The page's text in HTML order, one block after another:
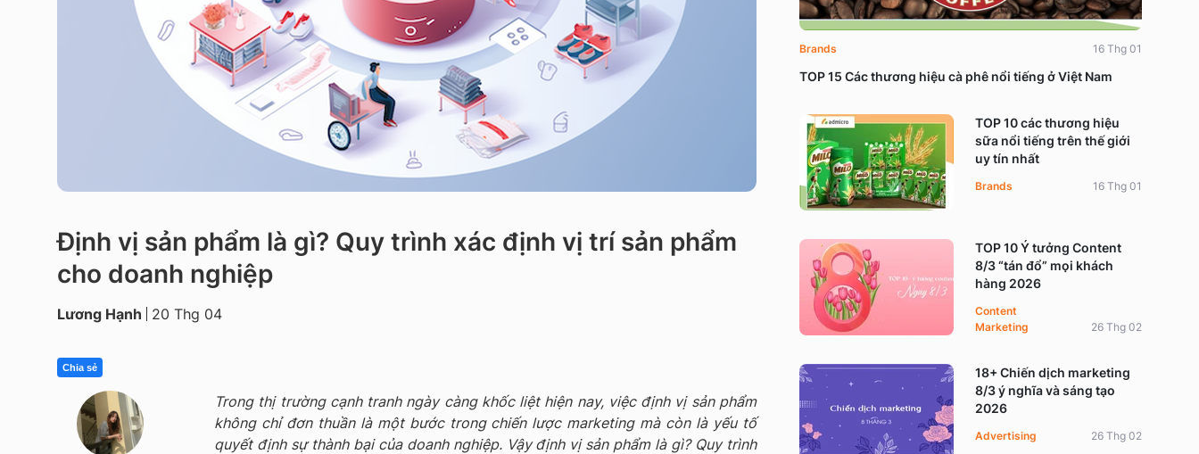
Định vị sản phẩm là gì? Quy trình xác định vị trí sản phẩm
cho doanh nghiệp
Lương Hạnh 20 Thg 04
Chia sẻ
Trong thị trường cạnh tranh ngày càng khốc liệt hiện nay, việc định vị sản phẩm
không chỉ đơn thuần là một bước trong chiến lược marketing mà còn là yếu tố
quyết định sự thành bại của doanh nghiệp. Vậy định vị sản phẩm là gì? Quy trình
TOP 15 Các thương hiệu cà phê nổi tiếng ở Việt Nam
Brands 16 Thg 01
TOP 10 các thương hiệu
sữa nổi tiếng trên thế giới
uy tín nhất
Brands 16 Thg 01
TOP 10 Ý tưởng Content
8/3 “tán đổ” mọi khách
hàng 2026
Content
Marketing
26 Thg 02
18+ Chiến dịch marketing
8/3 ý nghĩa và sáng tạo
2026
Advertising 26 Thg 02